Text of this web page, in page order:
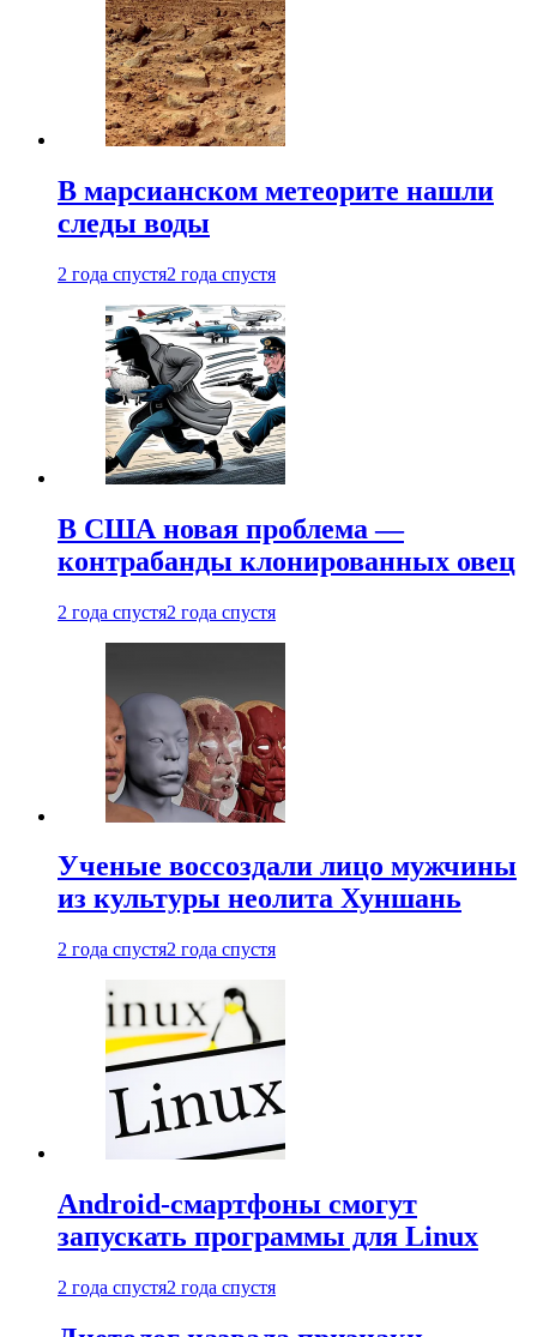
В марсианском метеорите нашли
следы воды
2 года спустя2 года спустя
В США новая проблема —
контрабанды клонированных овец
2 года спустя2 года спустя
Ученые воссоздали лицо мужчины
из культуры неолита Хуншань
2 года спустя2 года спустя
Android-смартфоны смогут
запускать программы для Linux
2 года спустя2 года спустя